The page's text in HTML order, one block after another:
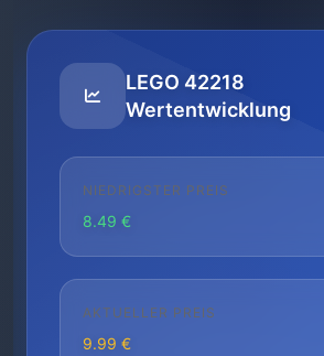
LEGO 42218
Wertentwicklung
NIEDRIGSTER PREIS
8.49 €
AKTUELLER PREIS
9.99 €